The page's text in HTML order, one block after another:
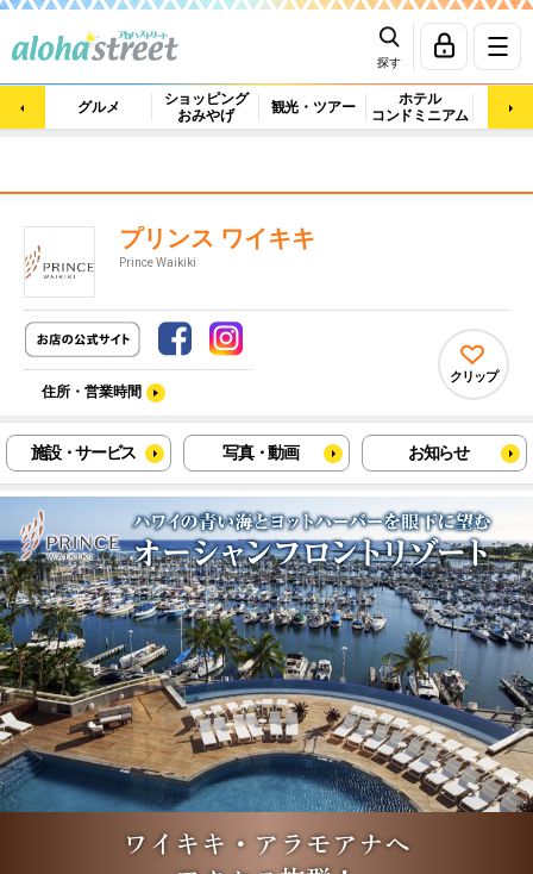
探す
グルメ
ショッピング
おみやげ
観光・ツアー
ホテル
コンドミニアム
マッ
プリンス ワイキキ
Prince Waikiki
住所・営業時間
クリップ
施設・サービス 写真・動画 お知らせ
ワイキキ・アラモアナへ